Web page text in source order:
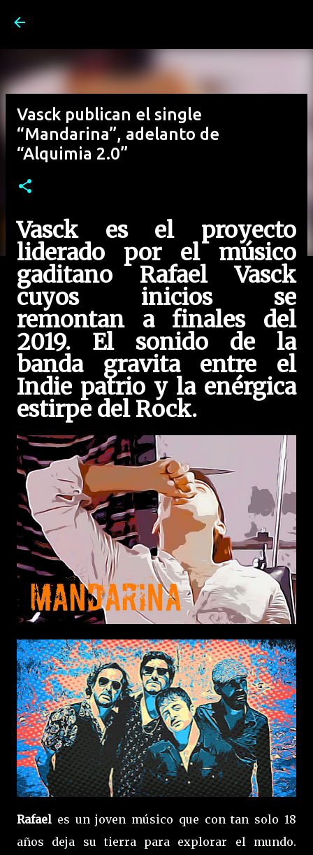
Vasck publican el single
“Mandarina”, adelanto de
“Alquimia 2.0”
Vasck es el proyecto
liderado por el músico
gaditano Rafael Vasck
cuyos inicios se
remontan a finales del
2019. El sonido de la
banda gravita entre el
Indie patrio y la enérgica
estirpe del Rock.
Rafael es un joven músico que con tan solo 18
años deja su tierra para explorar el mundo.